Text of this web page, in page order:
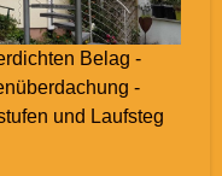
Belag -
-
und Laufsteg